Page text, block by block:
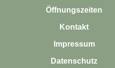
Öffnungszeiten
Kontakt
Impressum
Datenschutz